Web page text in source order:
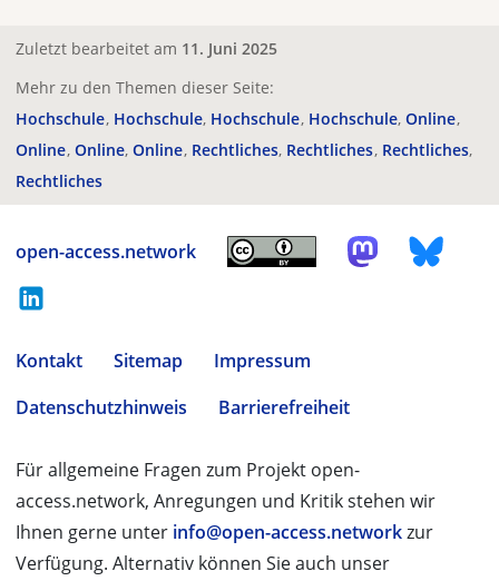
Zuletzt bearbeitet am 11. Juni 2025
Mehr zu den Themen dieser Seite:
Hochschule Hochschule Hochschule Hochschule Online
Online Online Online Rechtliches Rechtliches Rechtliches
Rechtliches
open-access.network
Kontakt Sitemap
Impressum
Datenschutzhinweis
Barrierefreiheit
Für allgemeine Fragen zum Projekt open-
access.network, Anregungen und Kritik stehen wir
Ihnen gerne unter info@open-access.networkzur
Verfügung. Alternativ können Sie auch unser